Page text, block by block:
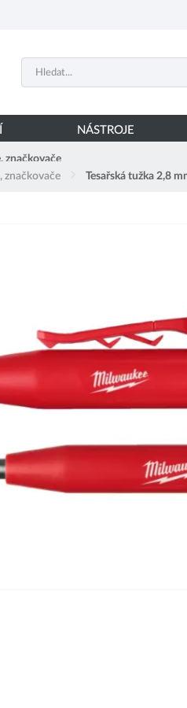
NÁSTROJE
značkovače
značkovače Tesařská tužka 2,8